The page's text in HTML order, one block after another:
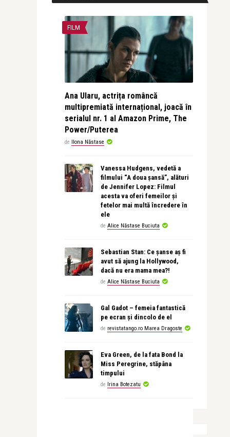
FILM
Ana Ularu, actrița româncă
multipremiată internațional, joacă în
serialul nr. 1 al Amazon Prime, The
Power/Puterea
de Ilona Năstase
Vanessa Hudgens, vedetă a
filmului “A doua șansă”, alături
de Jennifer Lopez: Filmul
acesta va oferi femeilor și
fetelor mai multă încredere în
ele
de Alice Năstase Buciuta
Sebastian Stan: Ce șanse aș fi
avut să ajung la Hollywood,
dacă nu era mama mea?!
de Alice Năstase Buciuta
Gal Gadot – femeia fantastică
pe ecran și dincolo de el
de revistatango.ro Marea Dragoste
Eva Green, de la fata Bond la
Miss Peregrine, stăpâna
timpului
de Irina Botezatu